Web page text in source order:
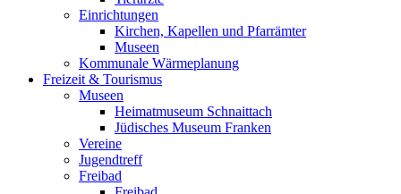
Einrichtungen
Kirchen, Kapellen und Pfarrämter
Museen
Kommunale Wärmeplanung
Freizeit & Tourismus
Museen
Heimatmuseum Schnaittach
Jüdisches Museum Franken
Vereine
Jugendtreff
Freibad